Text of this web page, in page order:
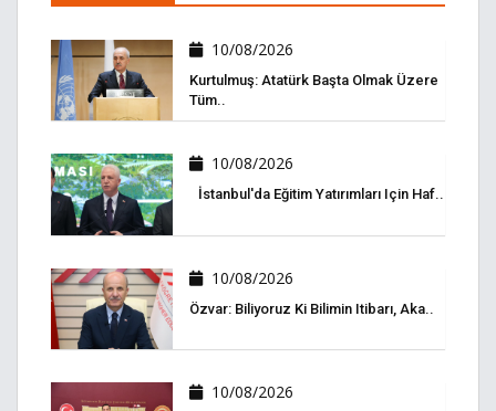
10/08/2026
Kurtulmuş: Atatürk Başta Olmak Üzere
Tüm..
10/08/2026
İstanbul'da Eğitim Yatırımları Için Haf..
10/08/2026
Özvar: Biliyoruz Ki Bilimin Itibarı, Aka..
10/08/2026